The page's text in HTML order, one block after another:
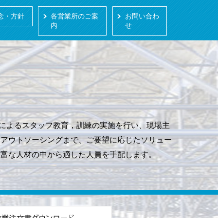
・方針
各営業所のご案
内
お問い合わ
せ
よるスタッフ教育，訓練の実施を行い、現場主
ウトソーシングまで、ご要望に応じたソリュー
な人材の中から適した人員を手配します。